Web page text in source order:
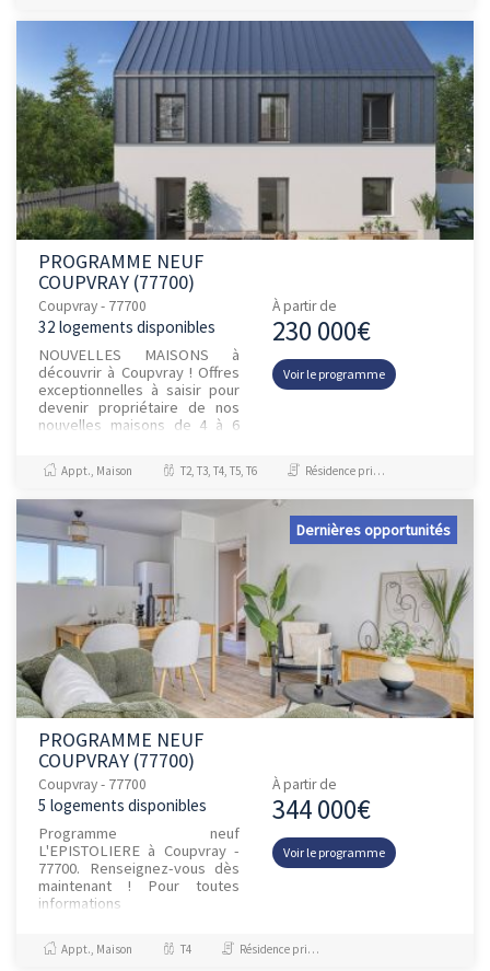
PROGRAMME NEUF
COUPVRAY (77700)
Coupvray - 77700
32 logements disponibles
NOUVELLES MAISONS à
découvrir à Coupvray ! Offres
exceptionnelles à saisir pour
devenir propriétaire de nos
nouvelles maisons de 4 à 6
place centrale et de son...
À partir de
230 000€
Voir le programme
Appt., Maison T2, T3, T4, T5, T6 Résidence principale / PTZ
Dernières opportunités
PROGRAMME NEUF
COUPVRAY (77700)
Coupvray - 77700
5 logements disponibles
Programme neuf
L'EPISTOLIERE à Coupvray -
77700. Renseignez-vous dès
maintenant ! Pour toutes
informations
contact avec nous !
À partir de
344 000€
Voir le programme
Appt., Maison T4 Résidence principale / PTZ